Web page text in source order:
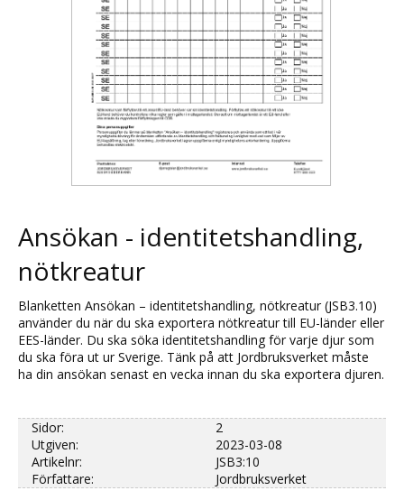
Ansökan - identitetshandling,
nötkreatur
Blanketten Ansökan – identitetshandling, nötkreatur (JSB3.10)
använder du när du ska exportera nötkreatur till EU-länder eller
EES-länder. Du ska söka identitetshandling för varje djur som
du ska föra ut ur Sverige. Tänk på att Jordbruksverket måste
ha din ansökan senast en vecka innan du ska exportera djuren.
Sidor:
2
Utgiven:
2023-03-08
Artikelnr:
JSB3:10
Författare:
Jordbruksverket